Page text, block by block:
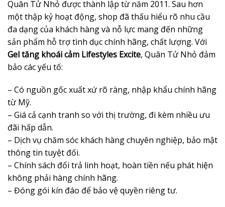
Quân Tử Nhỏ được thành lập từ năm 2011. Sau hơn
một thập kỷ hoạt động, shop đã thấu hiểu rõ nhu cầu
đa dạng của khách hàng và nỗ lực mang đến những
sản phẩm hỗ trợ tình dục chính hãng, chất lượng. Với
Gel tăng khoái cảm Lifestyles Excite, Quân Tử Nhỏ đảm
bảo các yếu tố:
– Có nguồn gốc xuất xứ rõ ràng, nhập khẩu chính hãng
từ Mỹ.
– Giá cả cạnh tranh so với thị trường, đi kèm nhiều ưu
đãi hấp dẫn.
– Dịch vụ chăm sóc khách hàng chuyên nghiệp, bảo mật
thông tin tuyệt đối.
– Chính sách đổi trả linh hoạt, hoàn tiền nếu phát hiện
không phải hàng chính hãng.
– Đóng gói kín đáo để bảo vệ quyền riêng tư.